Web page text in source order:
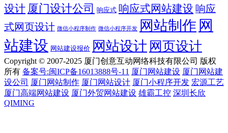
设计 厦门设计公司 响应式 响应式网站建设 响应
式网页设计 微信小程序制作 微信小程序开发 网站制作 网
站建设 网站建设报价 网站设计 网页设计
Copyright © 2007-2025 厦门创意互动网络科技有限公司 版权
所有 备案号:闽ICP备16013888号-11 厦门网站建设 厦门网站建
设公司 厦门网站制作 厦门网站设计 厦门小程序开发 宏源工艺
厦门高端网站建设 厦门外贸网站建设 雄霸工控 深圳长欣
QIMING